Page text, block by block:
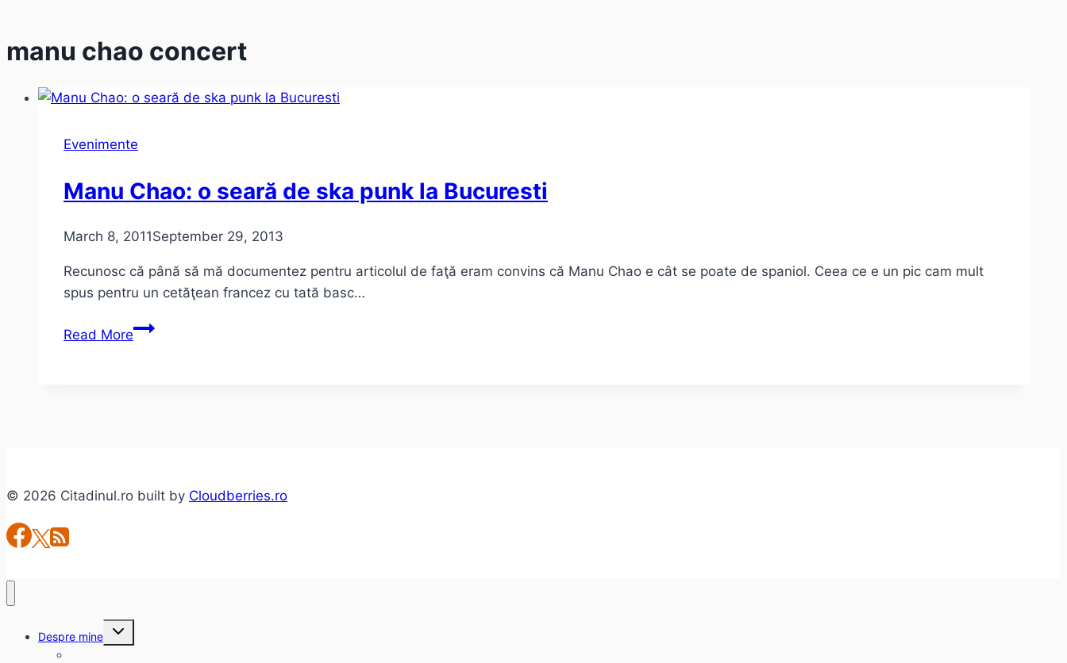
manu chao concert
Evenimente
Manu Chao: o seară de ska punk la Bucuresti
March 8, 2011September 29, 2013
Recunosc că până să mă documentez pentru articolul de faţă eram convins că Manu Chao e cât se poate de spaniol. Ceea ce e un pic cam mult
spus pentru un cetăţean francez cu tată basc…
Read MoreManu
Bucuresti
© 2026 Citadinul.ro built by Cloudberries.ro
Despre mine
Toggle